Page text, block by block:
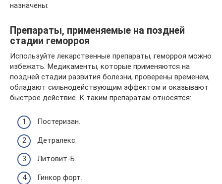
назначены:
Препараты, применяемые на поздней
стадии геморроя
Используйте лекарственные препараты, геморроя можно
избежать. Медикаменты, которые применяются на
поздней стадии развития болезни, проверены временем,
обладают сильнодействующим эффектом и оказывают
быстрое действие. К таким препаратам относятся:
Постеризан.
Детралекс.
Литовит-Б.
Гинкор форт.